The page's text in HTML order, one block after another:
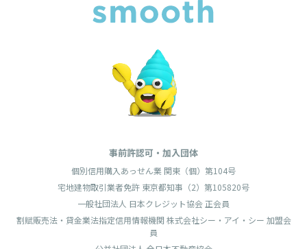
無料友だち追加
事前許認可・加入団体
個別信用購入あっせん業 関東（個）第104号
宅地建物取引業者免許 東京都知事（2）第105820号
一般社団法人 日本クレジット協会 正会員
割賦販売法・貸金業法指定信用情報機関 株式会社シー・アイ・シー 加盟会
員